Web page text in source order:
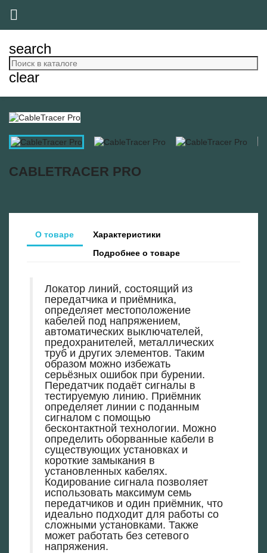

search
clear
CABLETRACER PRO
О товаре
Характеристики
Подробнее о товаре
Локатор линий, состоящий из
передатчика и приёмника,
определяет местоположение
кабелей под напряжением,
автоматических выключателей,
предохранителей, металлических
труб и других элементов. Таким
образом можно избежать
серьёзных ошибок при бурении.
Передатчик подаёт сигналы в
тестируемую линию. Приёмник
определяет линии с поданным
сигналом с помощью
бесконтактной технологии. Можно
определить оборванные кабели в
существующих установках и
короткие замыкания в
установленных кабелях.
Кодирование сигнала позволяет
использовать максимум семь
передатчиков и один приёмник, что
идеально подходит для работы со
сложными установками. Также
может работать без сетевого
напряжения.